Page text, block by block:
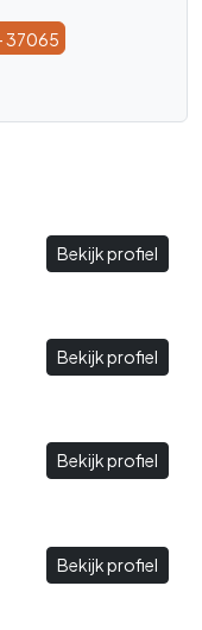
37065
Bekijk profiel
Bekijk profiel
Bekijk profiel
Bekijk profiel